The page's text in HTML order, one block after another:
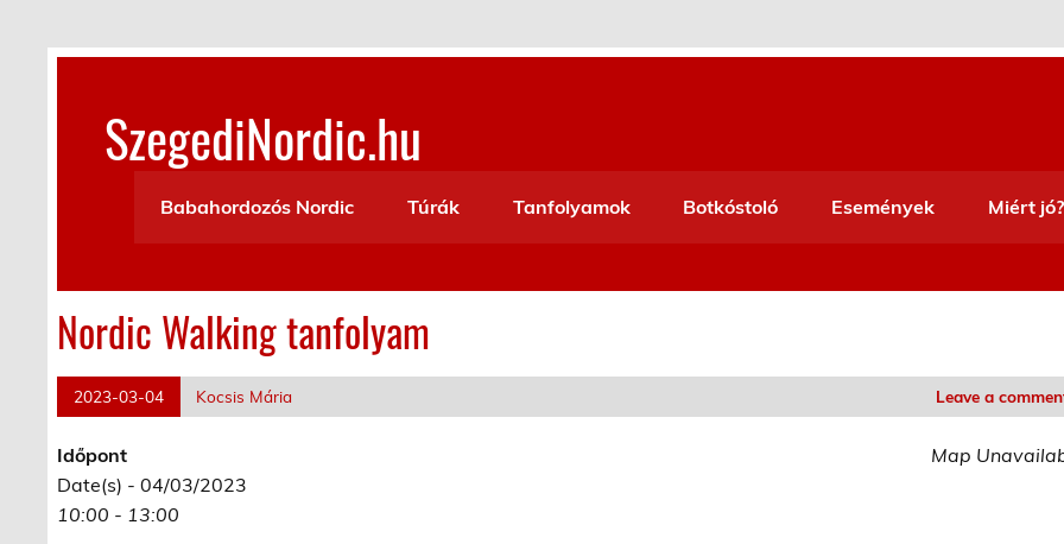
content
SzegediNordic.hu
Babahordozós Nordic
Túrák Tanfolyamok Botkóstoló Események Miért jó?
Nordic Walking tanfolyam
2023-03-04 Kocsis Mária Leave a
Map
Időpont
Date(s) - 04/03/2023
10:00 - 13:00